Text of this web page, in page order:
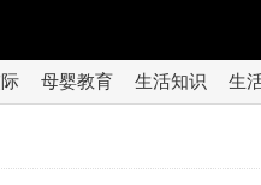
母婴教育 生活知识 生